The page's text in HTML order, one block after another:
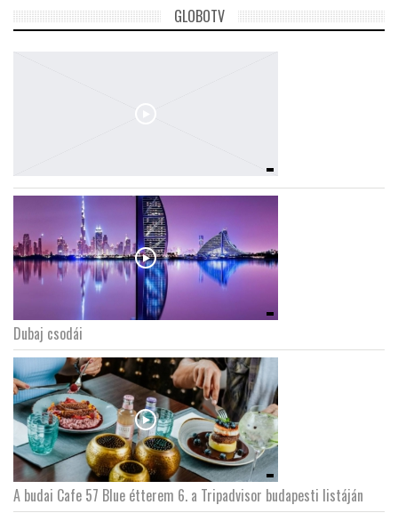
GLOBOTV
Dubaj csodái
A budai Cafe 57 Blue étterem 6. a Tripadvisor budapesti listáján